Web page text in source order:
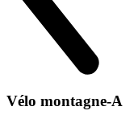
Vélo montagne-A